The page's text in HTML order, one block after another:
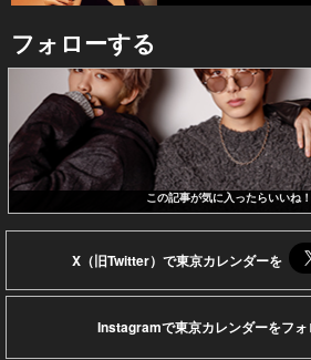
フォローする
この記事が気に入ったらいいね
X（旧Twitter）で東京カレンダーを
Instagramで東京カレンダーをフォ